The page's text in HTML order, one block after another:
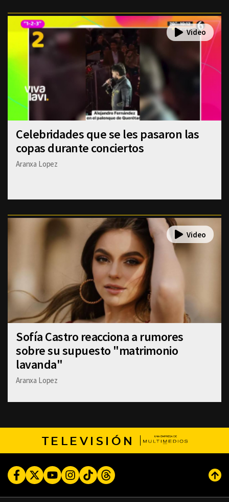
Celebridades que se les pasaron las
copas durante conciertos
Aranxa Lopez
Sofía Castro reacciona a rumores
sobre su supuesto "matrimonio
lavanda"
Aranxa Lopez
TELEVISIÓN
FacebookTwitterYoutubeInstagram
TikTokThreads